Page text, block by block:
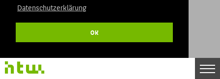
Datenschutzerklärung
OK
EN